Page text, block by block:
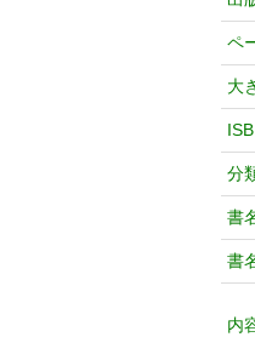
ペ
大
分
書
書
内